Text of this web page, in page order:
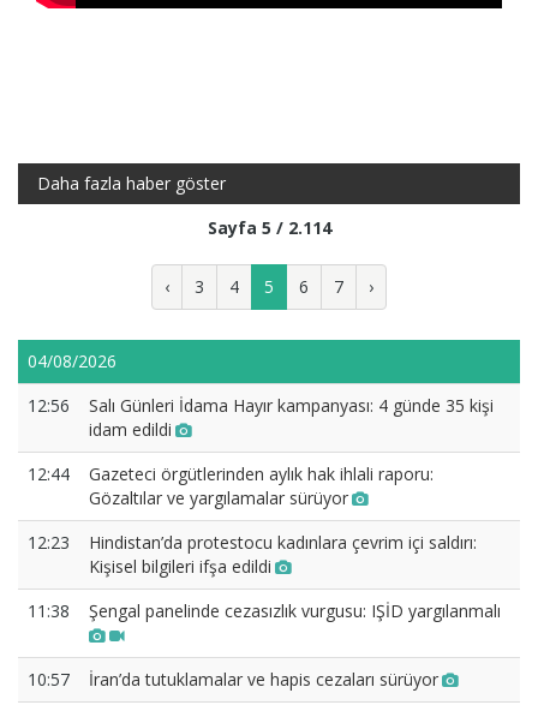
Daha fazla haber göster
Sayfa 5 / 2.114
‹ 3 4 5 6 7 ›
04/08/2026
12:56
Salı Günleri İdama Hayır kampanyası: 4 günde 35 kişi
idam edildi
12:44
Gazeteci örgütlerinden aylık hak ihlali raporu:
Gözaltılar ve yargılamalar sürüyor
12:23
Hindistan’da protestocu kadınlara çevrim içi saldırı:
Kişisel bilgileri ifşa edildi
11:38
Şengal panelinde cezasızlık vurgusu: IŞİD yargılanmalı
10:57
İran’da tutuklamalar ve hapis cezaları sürüyor